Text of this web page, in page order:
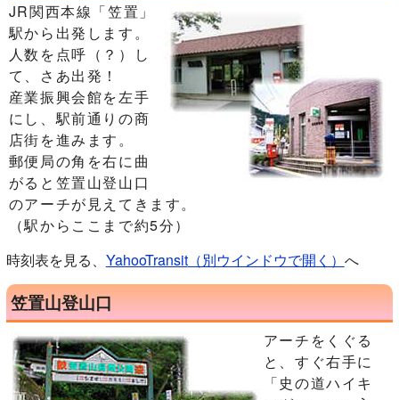
JR関西本線「笠置」
駅から出発します。
人数を点呼（？）し
て、さあ出発！
産業振興会館を左手
にし、駅前通りの商
店街を進みます。
郵便局の角を右に曲
がると笠置山登山口
のアーチが見えてきます。
（駅からここまで約5分）
時刻表を見る、 YahooTransit（別ウインドウで開く） へ
笠置山登山口
アーチをくぐる
と、すぐ右手に
「史の道ハイキ